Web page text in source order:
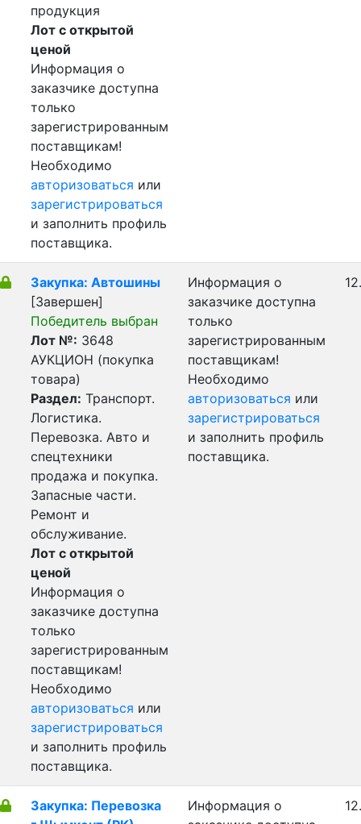
продукция
Лот с открытой
ценой
Информация о
заказчике доступна
только
зарегистрированным
поставщикам!
Необходимо
авторизоваться или
зарегистрироваться
и заполнить профиль
поставщика.
Закупка: Автошины
[Завершен]
Победитель выбран
Лот №: 3648
АУКЦИОН (покупка
товара)
Раздел: Транспорт.
Логистика.
Перевозка. Авто и
спецтехники
продажа и покупка.
Запасные части.
Ремонт и
обслуживание.
Лот с открытой
ценой
Информация о
заказчике доступна
только
зарегистрированным
поставщикам!
Необходимо
авторизоваться или
зарегистрироваться
и заполнить профиль
поставщика.
Информация о
заказчике доступна
только
зарегистрированным
поставщикам!
Необходимо
авторизоваться или
зарегистрироваться
и заполнить профиль
поставщика.
Закупка: Перевозка
Информация о